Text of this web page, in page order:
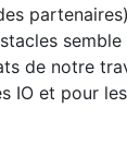
de notre
IO et pour